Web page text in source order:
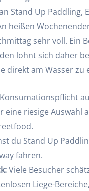
Stand Up Paddling,
heißen
sehr voll. Ein
lohnt sich daher
direkt am Wasser zu
eine riesige Auswahl
du Stand Up
fahren.
Viele Besucher
Liege-